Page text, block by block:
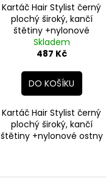
Kartáč Hair Stylist černý
plochý široký, kančí
štětiny +nylonové
ostny 25x8x4cm
Skladem
487 Kč
DO KOŠÍKU
Kartáč Hair Stylist černý
plochý široký, kančí
štětiny +nylonové ostny